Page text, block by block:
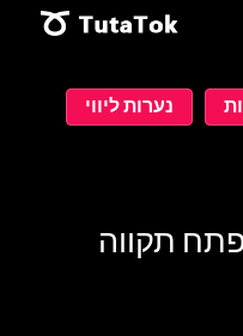
נערות ליווי
תקווה